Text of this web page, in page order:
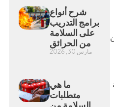
شرح أنواع
برامج التدريب
على السلامة
من الحرائق
مارس 30, 2026
ما هي
متطلبات
السلامة من